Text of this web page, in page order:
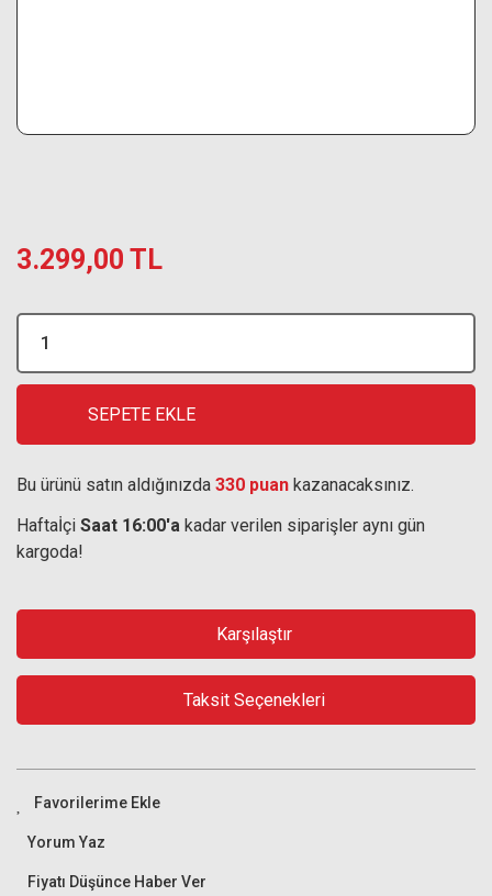
3.299,00 TL
SEPETE EKLE
Bu ürünü satın aldığınızda 330 puan kazanacaksınız.
Haftaİçi Saat 16:00'a kadar verilen siparişler aynı gün
kargoda!
Karşılaştır
Taksit Seçenekleri
Yorum Yaz
Fiyatı Düşünce Haber Ver